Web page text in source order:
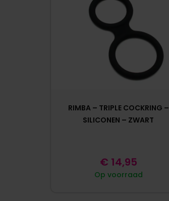
RIMBA – TRIPLE COCKRING –
SILICONEN – ZWART
Op voorraad
€ 14,95